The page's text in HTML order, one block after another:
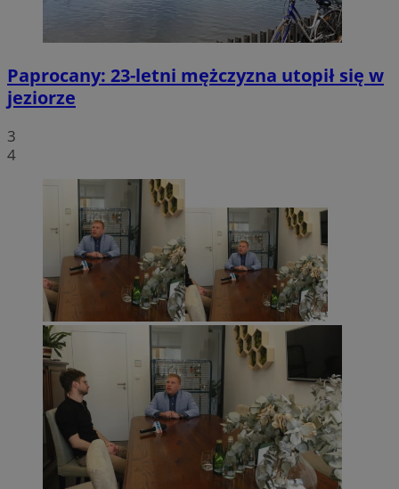
Paprocany: 23-letni mężczyzna utopił się w
jeziorze
3
4